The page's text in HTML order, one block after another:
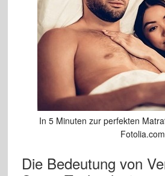
In 5 Minuten zur perfekten
Fotolia.com
Die Bedeutung von